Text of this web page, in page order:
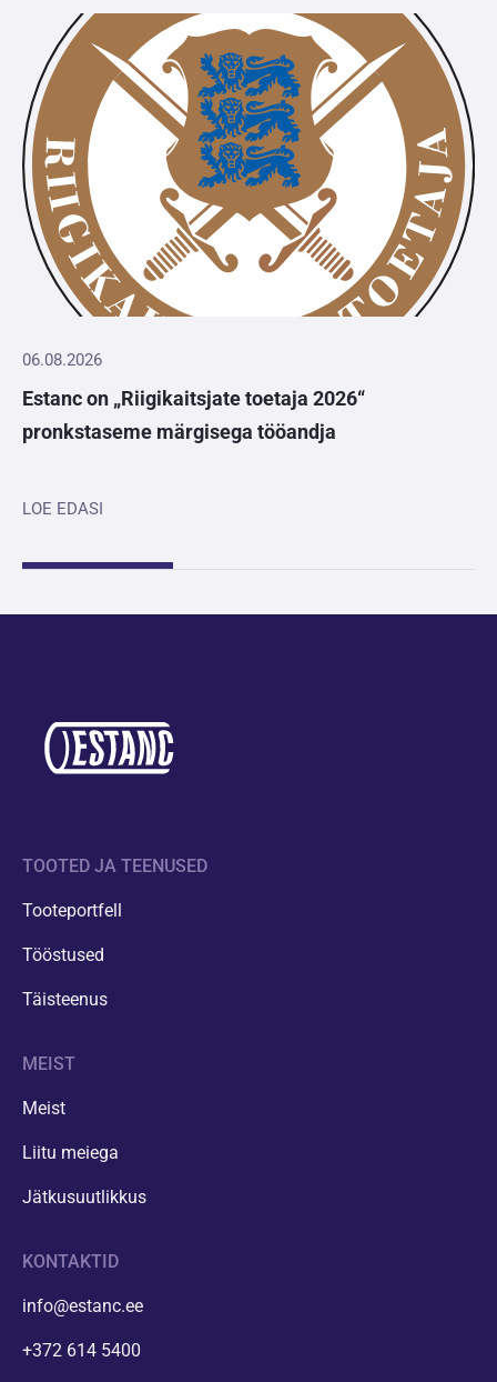
06.08.2026
Estanc on „Riigikaitsjate toetaja 2026“
pronkstaseme märgisega tööandja
LOE EDASI
TOOTED JA TEENUSED
Tooteportfell
Tööstused
Täisteenus
MEIST
Meist
Liitu meiega
Jätkusuutlikkus
KONTAKTID
info@estanc.ee
+372 614 5400